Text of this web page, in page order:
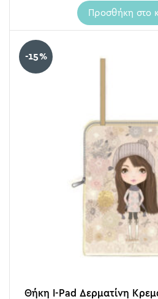
Προσθήκη στο
-15%
Θήκη I-Pad Δερματίνη